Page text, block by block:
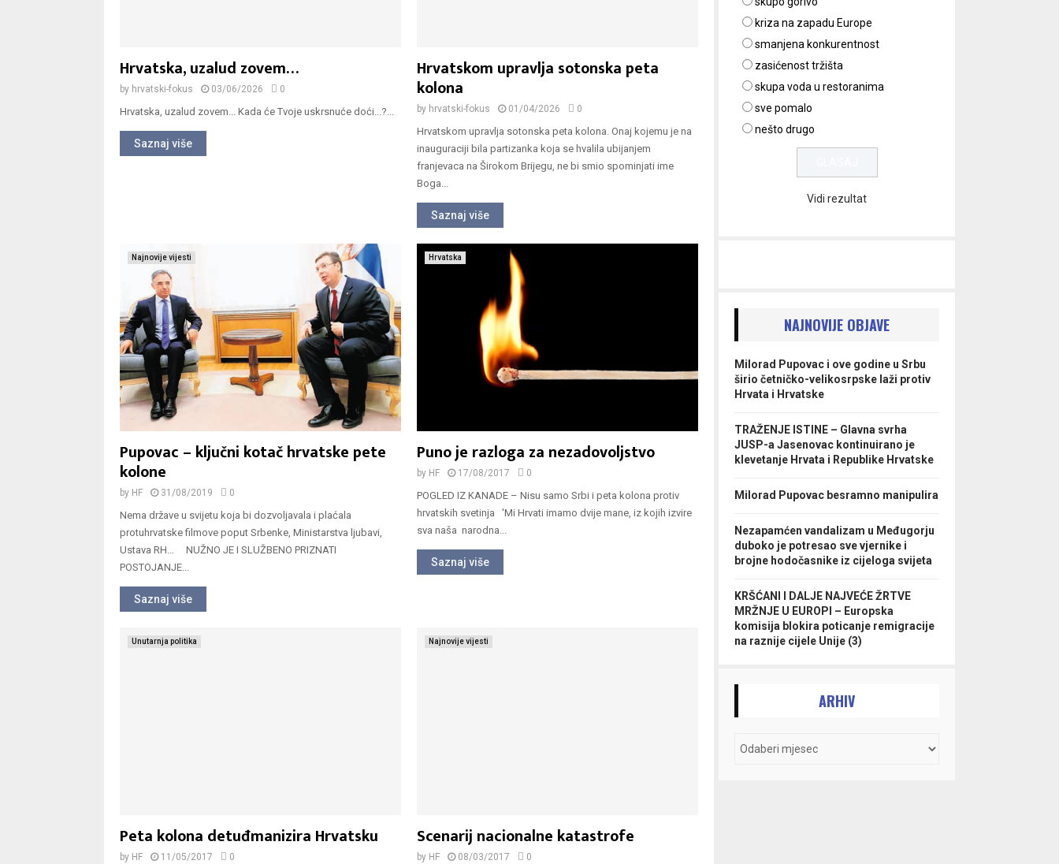
Hrvatska, uzalud zovem…
by hrvatski-fokus 03/06/2026 0
Hrvatska, uzalud zovem... Kada će Tvoje uskrsnuće doći...?...
Saznaj više
Hrvatskom upravlja sotonska peta
kolona
by hrvatski-fokus 01/04/2026 0
Hrvatskom upravlja sotonska peta kolona. Onaj kojemu je na
inauguraciji bila partizanka koja se hvalila ubijanjem
franjevaca na Širokom Brijegu, ne bi smio spominjati ime
Boga...
Saznaj više
Najnovije vijesti
Pupovac – ključni kotač hrvatske pete
kolone
by HF 31/08/2019 0
Nema države u svijetu koja bi dozvoljavala i plaćala
protuhrvatske filmove poput Srbenke, Ministarstva ljubavi,
Ustava RH… NUŽNO JE I SLUŽBENO PRIZNATI
POSTOJANJE...
Saznaj više
Hrvatska
Puno je razloga za nezadovoljstvo
by HF 17/08/2017 0
POGLED IZ KANADE – Nisu samo Srbi i peta kolona protiv
hrvatskih svetinja 'Mi Hrvati imamo dvije mane, iz kojih izvire
sva naša narodna...
Saznaj više
Unutarnja politika
Peta kolona detuđmanizira Hrvatsku
by HF 11/05/2017 0
Najnovije vijesti
Scenarij nacionalne katastrofe
by HF 08/03/2017 0
kriza na zapadu Europe
smanjena konkurentnost
zasićenost tržišta
skupa voda u restoranima
sve pomalo
nešto drugo
Vidi rezultat
NAJNOVIJE OBJAVE
Milorad Pupovac i ove godine u Srbu
širio četničko-velikosrpske laži protiv
Hrvata i Hrvatske
TRAŽENJE ISTINE – Glavna svrha
JUSP-a Jasenovac kontinuirano je
klevetanje Hrvata i Republike Hrvatske
Milorad Pupovac besramno manipulira
Nezapamćen vandalizam u Međugorju
duboko je potresao sve vjernike i
brojne hodočasnike iz cijeloga svijeta
KRŠĆANI I DALJE NAJVEĆE ŽRTVE
MRŽNJE U EUROPI – Europska
komisija blokira poticanje remigracije
na raznije cijele Unije (3)
ARHIV